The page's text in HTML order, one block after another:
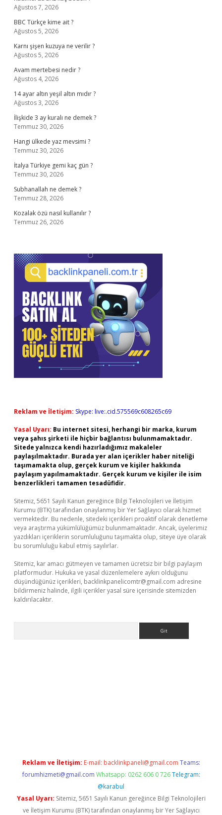
Ağustos 7, 2026
BBC Türkçe kime ait ?
Ağustos 5, 2026
Karnı şişen kuzuya ne verilir ?
Ağustos 5, 2026
Avam mertebesi nedir ?
Ağustos 4, 2026
14 ayar altın yeşil altın mıdır ?
Ağustos 3, 2026
İlişkide 3 ay kuralı ne demek ?
Temmuz 30, 2026
Hangi ülkede yaz mevsimi ?
Temmuz 30, 2026
İtalya Türkiye gemi kaç gün ?
Temmuz 30, 2026
Subhanallah ne demek ?
Temmuz 28, 2026
Kozalak özü nasıl kullanılır ?
Temmuz 26, 2026
Reklam ve İletişim: Skype: live:.cid.575569c608265c69
Yasal Uyarı: Bu internet sitesi, herhangi bir marka, kurum
veya şahıs şirketi ile hiçbir bağlantısı bulunmamaktadır.
Sitede yalnızca kendi hazırladığımız makaleler
paylaşılmaktadır. Burada yer alan içerikler haber niteliği
taşımamakta olup, gerçek kurum ve kişiler hakkında
paylaşım yapılmamaktadır. Gerçek kurum ve kişiler ile isim
benzerlikleri tamamen tesadüfidir.
Sitemiz, 5651 Sayılı Kanun gereğince Bilgi Teknolojileri ve İletişim
Kurumu (BTK) tarafından onaylanmış bir Yer Sağlayıcı olarak hizmet
vermektedir. Bu nedenle, sitedeki içerikleri proaktif olarak denetleme
veya araştırma yükümlülüğümüz bulunmamaktadır. Ancak, üyelerimiz
yazdıkları içeriklerin sorumluluğunu taşımakta olup, siteye üye olarak
bu sorumluluğu kabul etmiş sayılırlar.
Sitemiz, kar amacı gütmeyen ve tamamen ücretsiz bir bilgi paylaşım
platformudur. Hukuka ve yasal düzenlemelere aykırı olduğunu
düşündüğünüz içerikleri, backlinkpanelicomtr@gmail.com adresine
bildirmeniz halinde, ilgili içerikler yasal süre içerisinde sitemizden
kaldırılacaktır.
Reklam ve İletişim: E-mail: backlinkpaneli@gmail.com Teams:
forumhizmeti@gmail.com Whatsapp: 0262 606 0 726 Telegram:
@karabul
Yasal Uyarı: Sitemiz, 5651 Sayılı Kanun gereğince Bilgi Teknolojileri
ve İletişim Kurumu (BTK) tarafından onaylanmış bir Yer Sağlayıcı